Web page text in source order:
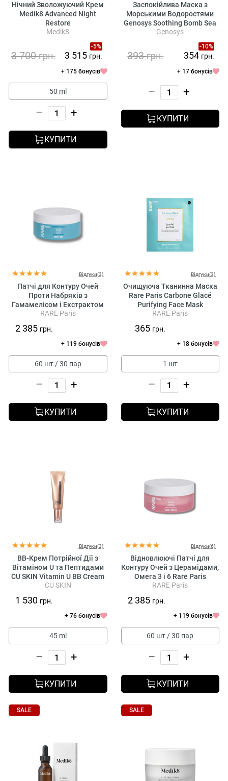
Нічний Зволожуючий Крем
Medik8 Advanced Night
Restore
Medik8
-5%
3 700грн. 3 515 грн.
+ 175 бонусів
50 ml
– +
КУПИТИ
Заспокійлива Маска з
Морськими Водоростями
Genosys Soothing Bomb Sea
Algae Mask
Genosys
-10%
393грн. 354 грн.
+ 17 бонусів
– +
КУПИТИ
Відгуки(3)
Патчі для Контуру Очей
Проти Набряків з
Гамамелісом і Екстрактом
Мальви Rare Paris Carbone
RARE Paris
2 385 грн.
+ 119 бонусів
60 шт / 30 пар
– +
КУПИТИ
Відгуки(3)
Очищуюча Тканинна Маска
Rare Paris Carbone Glacé
Purifying Face Mask
RARE Paris
365 грн.
+ 18 бонусів
1 шт
– +
КУПИТИ
Відгуки(3)
BB-Крем Потрійної Дії з
Вітаміном U та Пептидами
CU SKIN Vitamin U BB Cream
SPF 28 Pa++
CU SKIN
1 530 грн.
+ 76 бонусів
45 ml
– +
КУПИТИ
Відгуки(6)
Відновлюючі Патчі для
Контуру Очей з Церамідами,
Омега 3 і 6 Rare Paris
Exception Rosée
RARE Paris
2 385 грн.
+ 119 бонусів
60 шт / 30 пар
– +
КУПИТИ
SALE SALE